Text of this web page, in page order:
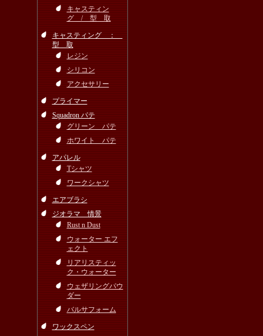
キャスティン
グ / 型 取
キャスティング ：
型 取
レジン
シリコン
アクセサリー
プライマー
Squadron パテ
グリーン パテ
ホワイト パテ
アパレル
Tシャツ
ワークシャツ
エアブラシ
ジオラマ 情景
Rust n Dust
ウォーター エフ
ェクト
リアリスティッ
ク・ウォーター
ウェザリングパウ
ダー
バルサフォーム
ワックスペン